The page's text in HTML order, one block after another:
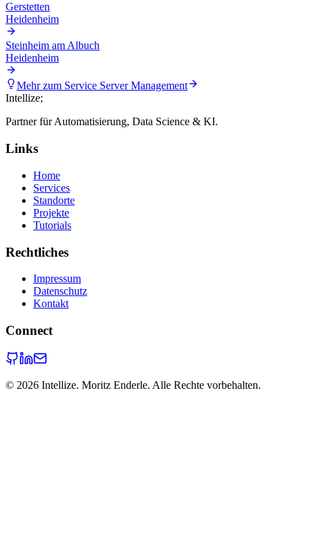
Gerstetten
Heidenheim
Steinheim am Albuch
Heidenheim
Mehr zum Service Server Management
Intellize;
Partner für Automatisierung, Data Science & KI.
Links
Home
Services
Standorte
Projekte
Tutorials
Rechtliches
Impressum
Datenschutz
Kontakt
Connect
© 2026 Intellize. Moritz Enderle. Alle Rechte vorbehalten.